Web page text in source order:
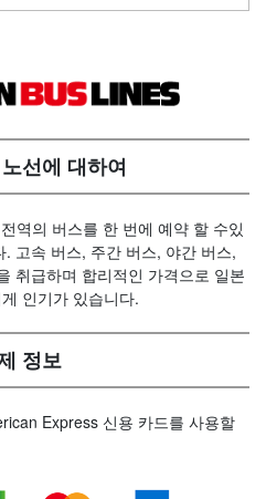
선에 대하여
역의 버스를 한 번에 예약 할 수있
고속 버스, 주간 버스, 야간 버스,
취급하며 합리적인 가격으로 일본
인기가 있습니다.
정보
Express 신용 카드를 사용할